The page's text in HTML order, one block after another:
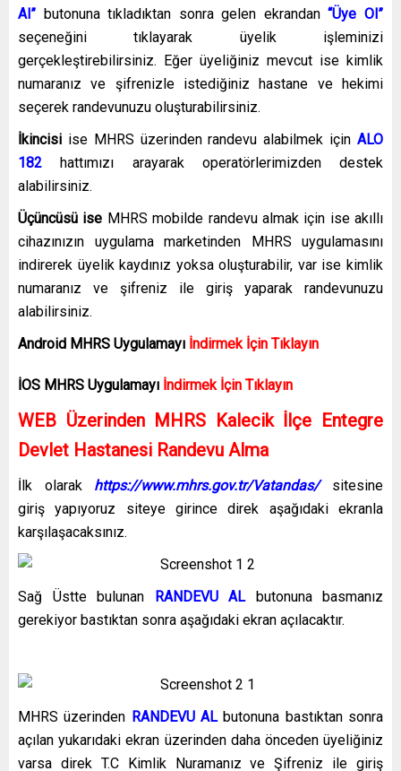
Al” butonuna tıkladıktan sonra gelen ekrandan“Üye Ol”
seçeneğini tıklayarak üyelik işleminizi
gerçekleştirebilirsiniz. Eğer üyeliğiniz mevcut ise kimlik
numaranız ve şifrenizle istediğiniz hastane ve hekimi
seçerek randevunuzu oluşturabilirsiniz.
İkincisi ise MHRS üzerinden randevu alabilmek için ALO
182 hattımızı arayarak operatörlerimizden destek
alabilirsiniz.
Üçüncüsü ise MHRS mobilde randevu almak için ise akıllı
cihazınızın uygulama marketinden MHRS uygulamasını
indirerek üyelik kaydınız yoksa oluşturabilir, var ise kimlik
numaranız ve şifreniz ile giriş yaparak randevunuzu
alabilirsiniz.
Android MHRS Uygulamayı İndirmek İçin Tıklayın
İOS MHRS Uygulamayı İndirmek İçin Tıklayın
WEB Üzerinden MHRS Kalecik İlçe Entegre
Devlet Hastanesi Randevu Alma
İlk olarak https://www.mhrs.gov.tr/Vatandas/ sitesine
giriş yapıyoruz siteye girince direk aşağıdaki ekranla
karşılaşacaksınız.
Sağ Üstte bulunan RANDEVU ALbutonuna basmanız
gerekiyor bastıktan sonra aşağıdaki ekran açılacaktır.
MHRS üzerinden RANDEVU ALbutonuna bastıktan sonra
açılan yukarıdaki ekran üzerinden daha önceden üyeliğiniz
varsa direk T.C Kimlik Nuramanız ve Şifreniz ile giriş